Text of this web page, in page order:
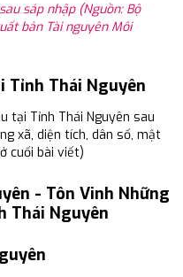
sáp nhập (Nguồn: Bộ
bản Tài nguyên Môi
Tỉnh Thái Nguyên
tại Tỉnh Thái Nguyên sau
xã, diện tích, dân số, mật
cuối bài viết)
- Tôn Vinh Những
Thái Nguyên